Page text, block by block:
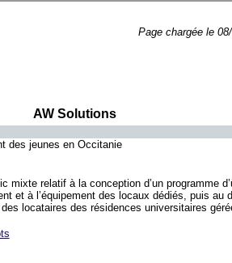
Page chargée le
AW Solutions
des jeunes en Occitanie
mixte relatif à la conception d’un programme
et à l’équipement des locaux dédiés, puis au
locataires des résidences universitaires